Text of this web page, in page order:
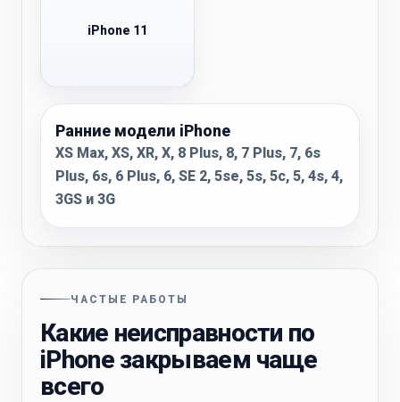
iPhone 11
Ранние модели iPhone
XS Max, XS, XR, X, 8 Plus, 8, 7 Plus, 7, 6s
Plus, 6s, 6 Plus, 6, SE 2, 5se, 5s, 5c, 5, 4s, 4,
3GS и 3G
ЧАСТЫЕ РАБОТЫ
Какие неисправности по
iPhone закрываем чаще
всего